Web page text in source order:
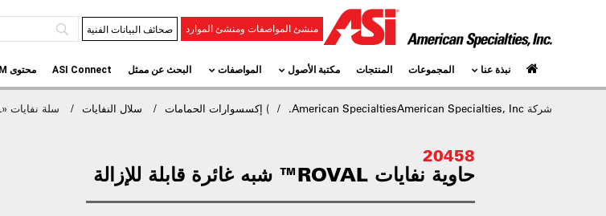
منشئ المواصفات ومنشئ الموارد صحائف البيانات الفنية
نبذة عنا المجموعات المنتجات مكتبة الأصول المواصفات البحث عن ممثل ASI Connect محتوى BIM
شركة American SpecialtiesAmerican Specialties, Inc.
) إكسسوارات الحمامات سلال النفايات سلة نفايات «ROVAL™» شبه مغروسة وقابلة للإزالة
20458
حاوية نفايات ROVAL™ شبه غائرة قابلة للإزالة